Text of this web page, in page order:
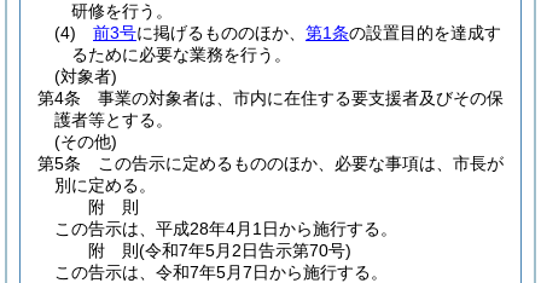
研修を行う。
(4)
前3号に掲げるもののほか、 第1条の設置目的を達成す
るために必要な業務を行う。
(対象者)
第4条
事業の対象者は、市内に在住する要支援者及びその保
護者等とする。
(その他)
第5条
この告示に定めるもののほか、必要な事項は、市長が
別に定める。
附 則
この告示は、平成28年4月1日から施行する。
附 則(令和7年5月2日告示第70号)
この告示は、令和7年5月7日から施行する。